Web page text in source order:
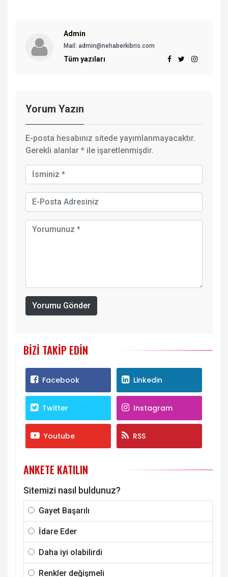
Admin
Mail: admin@nehaberkibris.com
Tüm yazıları
Yorum Yazın
E-posta hesabınız sitede yayımlanmayacaktır.
Gerekli alanlar * ile işaretlenmişdir.
Yorumu Gönder
BIZI TAKIP EDIN
Facebook Linkedin
Twitter Instagram
Youtube RSS
ANKETE KATILIN
Sitemizi nasıl buldunuz?
Gayet Başarılı
İdare Eder
Daha iyi olabilirdi
Renkler değişmeli